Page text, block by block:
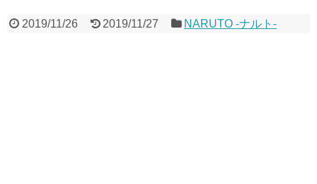
2019/11/26 2019/11/27 NARUTO -ナルト-